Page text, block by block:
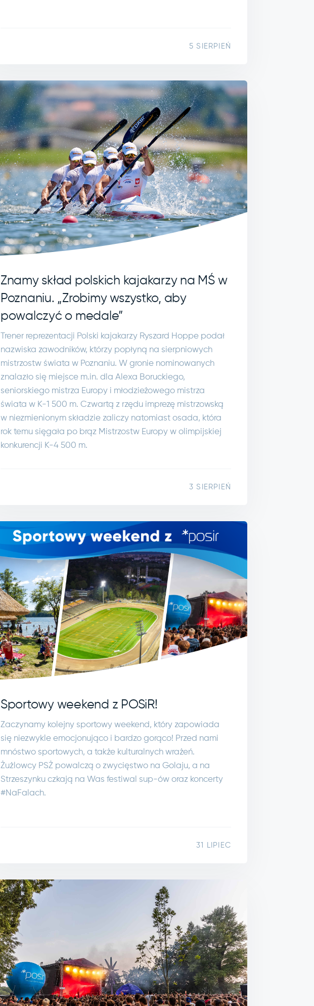
5 SIERPIEŃ
Znamy skład polskich kajakarzy na MŚ w
Poznaniu. „Zrobimy wszystko, aby
powalczyć o medale”
Trener reprezentacji Polski kajakarzy Ryszard Hoppe podał
nazwiska zawodników, którzy popłyną na sierpniowych
mistrzostw świata w Poznaniu. W gronie nominowanych
znalazło się miejsce m.in. dla Alexa Boruckiego,
seniorskiego mistrza Europy i młodzieżowego mistrza
świata w K-1 500 m. Czwartą z rzędu imprezę mistrzowską
w niezmienionym składzie zaliczy natomiast osada, która
rok temu sięgała po brąz Mistrzostw Europy w olimpijskiej
konkurencji K-4 500 m.
3 SIERPIEŃ
Sportowy weekend z POSiR!
Zaczynamy kolejny sportowy weekend, który zapowiada
się niezwykle emocjonująco i bardzo gorąco! Przed nami
mnóstwo sportowych, a także kulturalnych wrażeń.
Żużlowcy PSŻ powalczą o zwycięstwo na Golaju, a na
Strzeszynku czkają na Was festiwal sup-ów oraz koncerty
#NaFalach.
31 LIPIEC